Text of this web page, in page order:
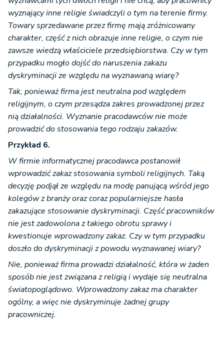
wyznający inne religie świadczyli o tym na terenie firmy.
Towary sprzedawane przez firmę mają zróżnicowany
charakter, część z nich obrazuje inne religie, o czym nie
zawsze wiedzą właściciele przedsiębiorstwa. Czy w tym
przypadku mogło dojść do naruszenia zakazu
dyskryminacji ze względu na wyznawaną wiarę?
Tak, ponieważ firma jest neutralna pod względem
religijnym, o czym przesądza zakres prowadzonej przez
nią działalności. Wyznanie pracodawców nie może
prowadzić do stosowania tego rodzaju zakazów.
Przykład 6.
W firmie informatycznej pracodawca postanowił
wprowadzić zakaz stosowania symboli religijnych. Taką
decyzję podjął ze względu na modę panującą wśród jego
kolegów z branży oraz coraz popularniejsze hasła
zakazujące stosowanie dyskryminacji. Część pracowników
nie jest zadowolona z takiego obrotu sprawy i
kwestionuje wprowadzony zakaz. Czy w tym przypadku
doszło do dyskryminacji z powodu wyznawanej wiary?
Nie, ponieważ firma prowadzi działalność, która w żaden
sposób nie jest związana z religią i wydaje się neutralna
światopoglądowo. Wprowadzony zakaz ma charakter
ogólny, a więc nie dyskryminuje żadnej grupy
pracowniczej.